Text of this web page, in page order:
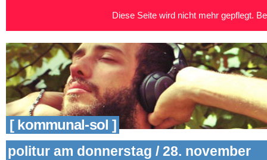
[ kommunal-sol ]
politur am donnerstag / 28. november
Diese Seite wird nicht mehr gepflegt.